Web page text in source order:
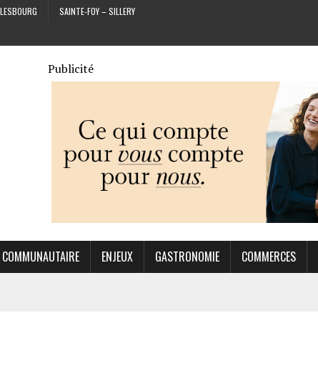
SAINTE-FOY – SILLERY
Publicité
COMMUNAUTAIRE ENJEUX GASTRONOMIE COMMERCES